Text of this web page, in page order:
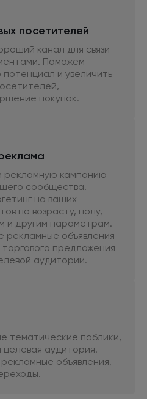
посетителей
канал для связи
Поможем
потенциал и увеличить
покупок.
рекламную кампанию
сообщества.
на ваших
по возрасту, полу,
и другим параметрам.
объявления
торгового предложения
аудитории.
тематические паблики,
аудитория.
объявления,